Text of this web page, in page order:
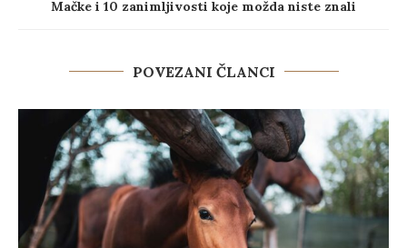
Mačke i 10 zanimljivosti koje možda niste znali
POVEZANI ČLANCI